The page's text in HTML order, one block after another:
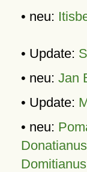
• neu:
• Update:
• neu: Jan
• Update:
• neu: